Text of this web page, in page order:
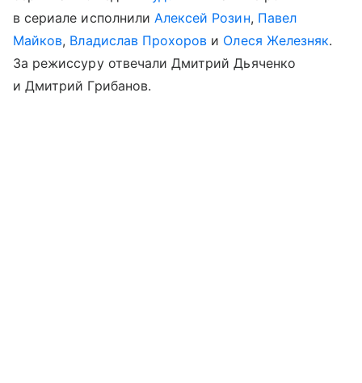
в сериале исполнили Алексей Розин, Павел
Майков, Владислав Прохоров и Олеся Железняк.
За режиссуру отвечали Дмитрий Дьяченко
и Дмитрий Грибанов.